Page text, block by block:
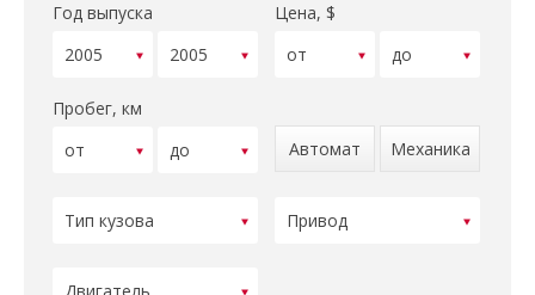
Год выпуска Цена, $
Пробег, км
Автомат
Механика